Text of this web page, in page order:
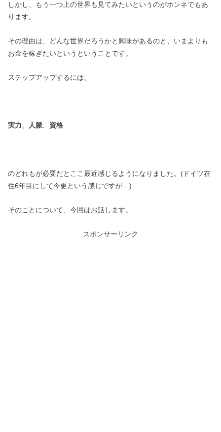
しかし、もう一つ上の世界も見てみたいというのがホンネでもあ
ります。
その理由は、どんな世界だろうかと興味があるのと、いまよりも
お金を稼ぎたいというということです。
ステップアップするには、
実力、 人脈、 資格
のどれもが必要だとここ最近感じるようになりました。(ドイツ在
住6年目にして今更という感じですが…)
そのことについて、今回はお話します。
スポンサーリンク